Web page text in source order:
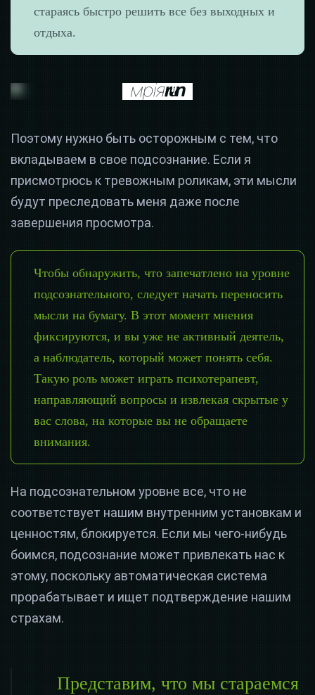
стараясь быстро решить все без выходных и
отдыха.
Поэтому нужно быть осторожным с тем, что
вкладываем в свое подсознание. Если я
присмотрюсь к тревожным роликам, эти мысли
будут преследовать меня даже после
завершения просмотра.
Чтобы обнаружить, что запечатлено на уровне
подсознательного, следует начать переносить
мысли на бумагу. В этот момент мнения
фиксируются, и вы уже не активный деятель,
а наблюдатель, который может понять себя.
Такую роль может играть психотерапевт,
направляющий вопросы и извлекая скрытые у
вас слова, на которые вы не обращаете
внимания.
На подсознательном уровне все, что не
соответствует нашим внутренним установкам и
ценностям, блокируется. Если мы чего-нибудь
боимся, подсознание может привлекать нас к
этому, поскольку автоматическая система
прорабатывает и ищет подтверждение нашим
страхам.
Представим, что мы стараемся